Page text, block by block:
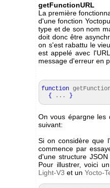
getFunctionURL
La première
d'une fonction
type et de son nom
doit donc être
on s'est rabattu le
est appelé avec
message d'erreur en
function
{
... }
On vous épargne les
suivant:
Si on considère que
commence par
d'une structure
Pour illustrer, voici
Light-V3 et un Yocto-